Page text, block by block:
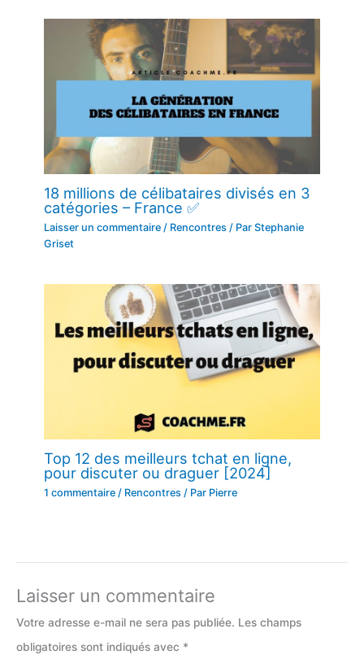
18 millions de célibataires divisés en 3
catégories – France ✅
Laisser un commentaire / Rencontres / ParStephanie
Griset
Top 12 des meilleurs tchat en ligne,
pour discuter ou draguer [2024]
1 commentaire / Rencontres / Par Pierre
Laisser un commentaire
Votre adresse e-mail ne sera pas publiée. Les champs
obligatoires sont indiqués avec *